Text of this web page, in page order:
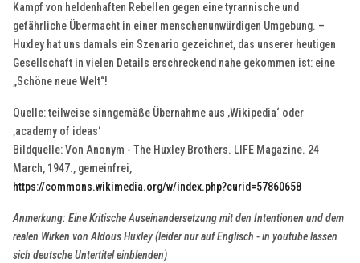
Kampf von heldenhaften Rebellen gegen eine tyrannische und
gefährliche Übermacht in einer menschenunwürdigen Umgebung. –
Huxley hat uns damals ein Szenario gezeichnet, das unserer heutigen
Gesellschaft in vielen Details erschreckend nahe gekommen ist: eine
„Schöne neue Welt“!
Quelle: teilweise sinngemäße Übernahme aus ‚Wikipedia‘ oder
‚academy of ideas‘
Bildquelle: Von Anonym - The Huxley Brothers. LIFE Magazine. 24
March, 1947., gemeinfrei,
https://commons.wikimedia.org/w/index.php?curid=57860658
Anmerkung: Eine Kritische Auseinandersetzung mit den Intentionen und dem
realen Wirken von Aldous Huxley (leider nur auf Englisch - in youtube lassen
sich deutsche Untertitel einblenden)